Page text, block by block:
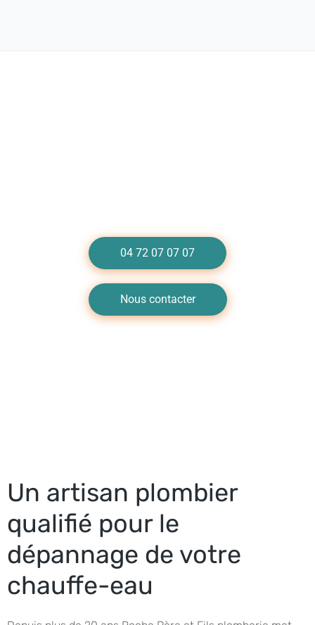
04 72 07 07 07
Nous contacter
Un artisan plombier
qualifié pour le
dépannage de votre
chauffe-eau